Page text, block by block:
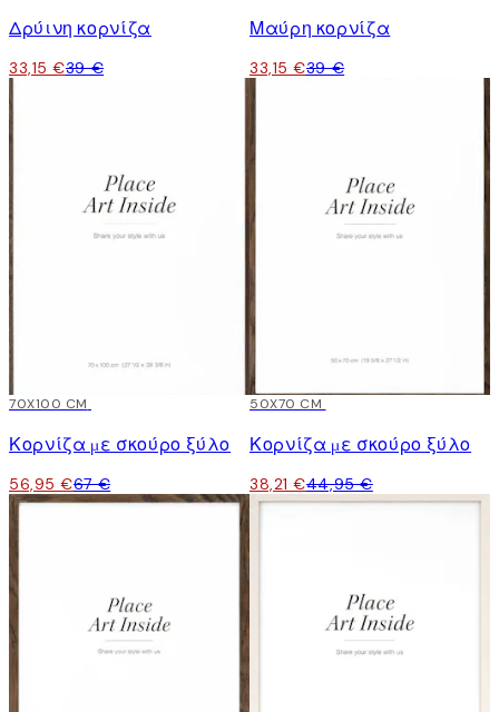
Δρύινη κορνίζα
33,15 €39 €
Μαύρη κορνίζα
33,15 €39 €
15%*
70X100 CM
Κορνίζα με σκούρο ξύλο
56,95 €67 €
15%*
50X70 CM
Κορνίζα με σκούρο ξύλο
38,21 €44,95 €